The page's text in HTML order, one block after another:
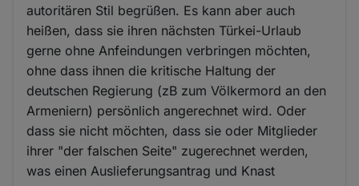
autoritären Stil begrüßen. Es kann aber auch
heißen, dass sie ihren nächsten Türkei-Urlaub
gerne ohne Anfeindungen verbringen möchten,
ohne dass ihnen die kritische Haltung der
deutschen Regierung (zB zum Völkermord an den
Armeniern) persönlich angerechnet wird. Oder
dass sie nicht möchten, dass sie oder Mitglieder
ihrer "der falschen Seite" zugerechnet werden,
was einen Auslieferungsantrag und Knast